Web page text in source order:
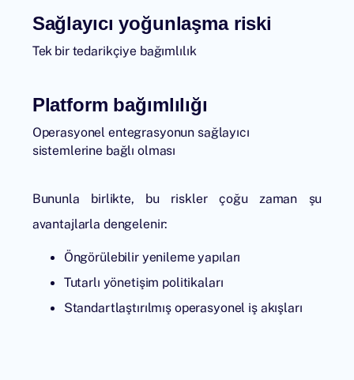
Sağlayıcı yoğunlaşma riski
Tek bir tedarikçiye bağımlılık
Platform bağımlılığı
Operasyonel entegrasyonun sağlayıcı
sistemlerine bağlı olması
Bununla birlikte, bu riskler çoğu zaman şu
avantajlarla dengelenir:
Öngörülebilir yenileme yapıları
Tutarlı yönetişim politikaları
Standartlaştırılmış operasyonel iş akışları